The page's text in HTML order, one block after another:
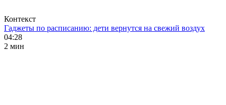
Контекст
Гаджеты по расписанию: дети вернутся на свежий воздух
04:28
2 мин